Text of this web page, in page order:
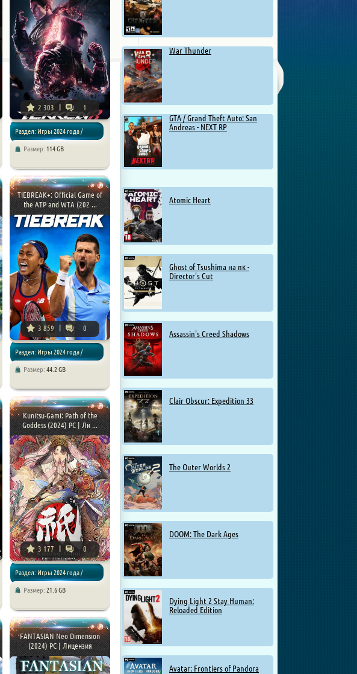
War Thunder
GTA / Grand Theft Auto: San
Andreas - NEXT RP
Atomic Heart
Ghost of Tsushima на пк -
Director's Cut
Assassin's Creed Shadows
Clair Obscur: Expedition 33
The Outer Worlds 2
DOOM: The Dark Ages
Dying Light 2 Stay Human:
Reloaded Edition
Avatar: Frontiers of Pandora
2 303 1
Раздел: Игры 2024 года /
Размер: 114 GB
TIEBREAK+: Official Game of
the ATP and WTA (202 ...
3 859 0
Раздел: Игры 2024 года /
Размер: 44.2 GB
Kunitsu-Gami: Path of the
Goddess (2024) PC | Ли ...
3 177 0
Раздел: Игры 2024 года /
Размер: 21.6 GB
FANTASIAN Neo Dimension
(2024) PC | Лицензия